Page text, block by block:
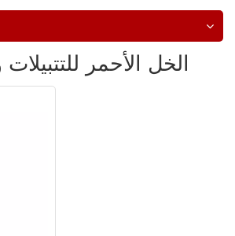
الخل الأحمر